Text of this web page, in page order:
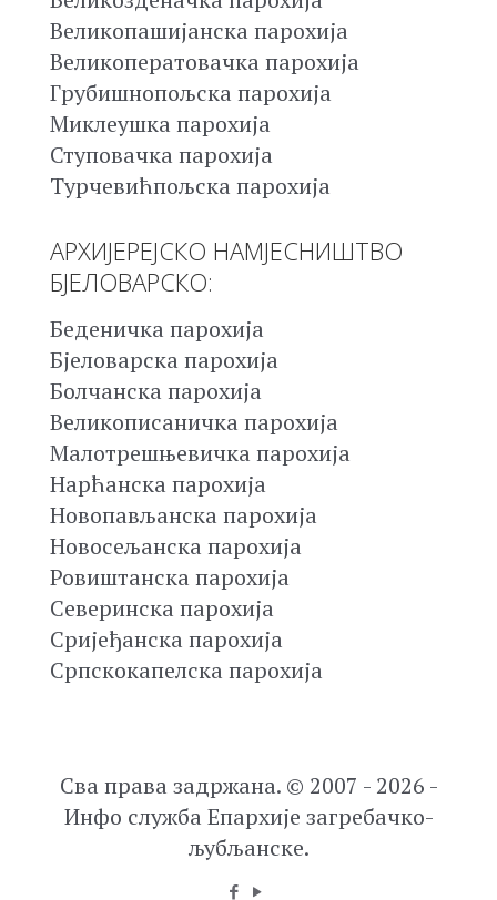
Великопашијанска парохија
Великоператовачка парохија
Грубишнопољска парохија
Миклеушка парохија
Ступовачка парохија
Турчевићпољска парохија
АРХИЈЕРЕЈСКО НАМЈЕСНИШТВО
БЈЕЛОВАРСКО:
Беденичка парохија
Бјеловарска парохија
Болчанска парохија
Великописаничка парохија
Малотрешњевичка парохија
Нарћанска парохија
Новопављанска парохија
Новосељанска парохија
Ровиштанска парохија
Северинска парохија
Сријеђанска парохија
Српскокапелска парохија
Сва права задржана. © 2007 - 2026 -
Инфо служба Епархије загребачко-
љубљанске.